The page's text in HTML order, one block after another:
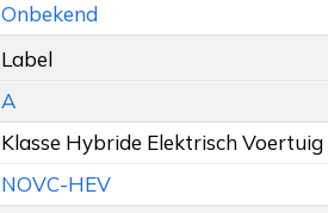
Onbekend
Label
A
Klasse Hybride Elektrisch Voertuig
NOVC-HEV